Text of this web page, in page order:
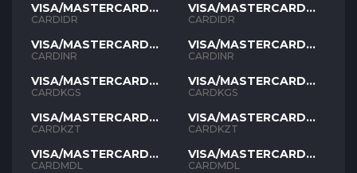
VISA/MASTERCARD
IDR
CARDIDR
VISA/MASTERCARD
INR
CARDINR
VISA/MASTERCARD
KGS
CARDKGS
VISA/MASTERCARD
KZT
CARDKZT
VISA/MASTERCARD
MDL
CARDMDL
VISA/MASTERCARD
IDR
CARDIDR
VISA/MASTERCARD
INR
CARDINR
VISA/MASTERCARD
KGS
CARDKGS
VISA/MASTERCARD
KZT
CARDKZT
VISA/MASTERCARD
MDL
CARDMDL